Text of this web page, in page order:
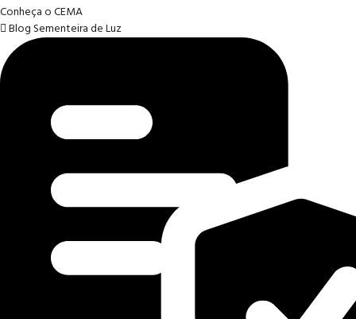
Conheça o CEMA
Blog Sementeira de Luz